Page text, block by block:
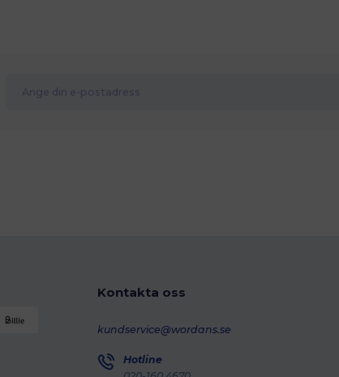
Kontakta oss
kundservice@wordans.se
Hotline